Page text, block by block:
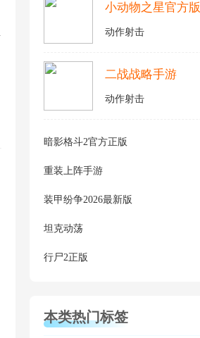
小动物之星官方版
动作射击
二战战略手游
动作射击
暗影格斗2官方正版
重装上阵手游
装甲纷争2026最新版
坦克动荡
行尸2正版
本类热门标签